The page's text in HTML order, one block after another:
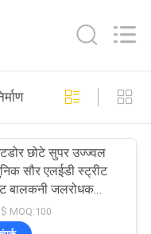
छोटे सुपर उज्ज्वल
सौर एलईडी स्ट्रीट
बालकनी जलरोधक
सौर दीपक
MOQ:100